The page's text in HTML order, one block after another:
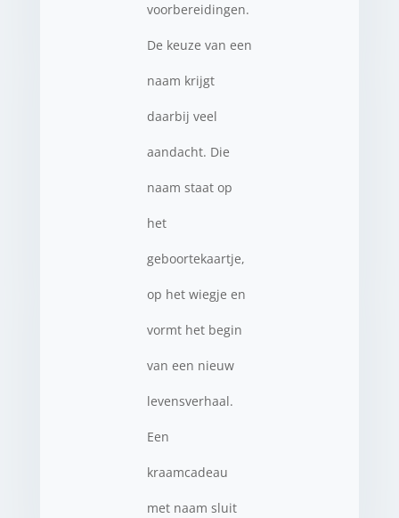
voorbereidingen.
De keuze van een
naam krijgt
daarbij veel
aandacht. Die
naam staat op
het
geboortekaartje,
op het wiegje en
vormt het begin
van een nieuw
levensverhaal.
Een
kraamcadeau
met naam sluit